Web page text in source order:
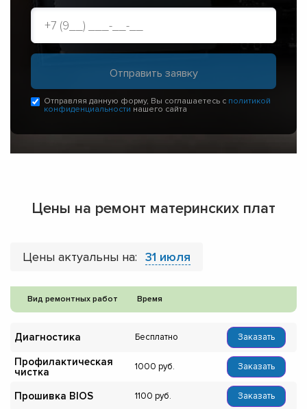
Отправляя данную форму, Вы соглашаетесь с политикой
конфиденциальности нашего сайта
Цены на ремонт материнских плат
Цены актуальны на: 31 июля
Вид ремонтных работ Время
Диагностика Бесплатно Заказать
Профилактическая
чистка
1000 Заказать
Прошивка BIOS 1100 Заказать